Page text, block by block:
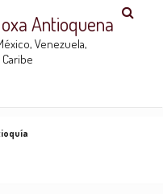
Antioquena
Venezuela,